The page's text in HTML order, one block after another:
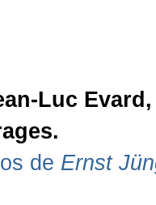
Luc
de Ernst